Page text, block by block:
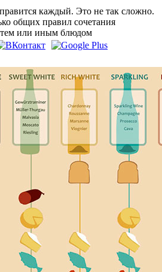
каждый. Это не так сложно.
общих правил сочетания
тем или иным блюдом